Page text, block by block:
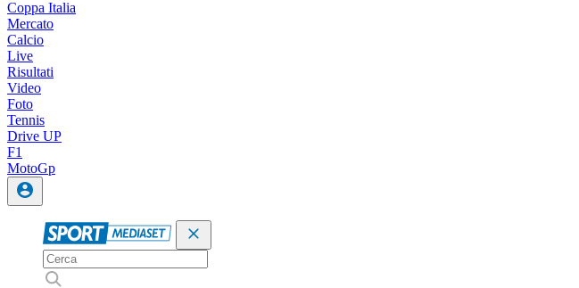
Coppa Italia
Mercato
Calcio
Live
Risultati
Video
Foto
Tennis
Drive UP
F1
MotoGp